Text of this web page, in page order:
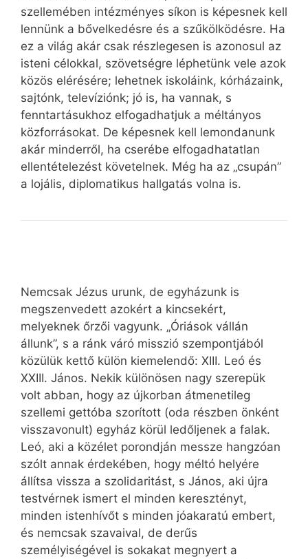
szellemében intézményes síkon is képesnek kell
lennünk a bővelkedésre és a szűkölködésre. Ha
ez a világ akár csak részlegesen is azonosul az
isteni célokkal, szövetségre léphetünk vele azok
közös elérésére; lehetnek iskoláink, kórházaink,
sajtónk, televíziónk; jó is, ha vannak, s
fenntartásukhoz elfogadhatjuk a méltányos
közforrásokat. De képesnek kell lemondanunk
akár minderről, ha cserébe elfogadhatatlan
ellentételezést követelnek. Még ha az „csupán”
a lojális, diplomatikus hallgatás volna is.
Nemcsak Jézus urunk, de egyházunk is
megszenvedett azokért a kincsekért,
melyeknek őrzői vagyunk. „Óriások vállán
állunk”, s a ránk váró misszió szempontjából
közülük kettő külön kiemelendő: XIII. Leó és
XXIII. János. Nekik különösen nagy szerepük
volt abban, hogy az újkorban átmenetileg
szellemi gettóba szorított (oda részben önként
visszavonult) egyház körül ledőljenek a falak.
Leó, aki a közélet porondján messze hangzóan
szólt annak érdekében, hogy méltó helyére
állítsa vissza a szolidaritást, s János, aki újra
testvérnek ismert el minden keresztényt,
minden istenhívőt s minden jóakaratú embert,
és nemcsak szavaival, de derűs
személyiségével is sokakat megnyert a